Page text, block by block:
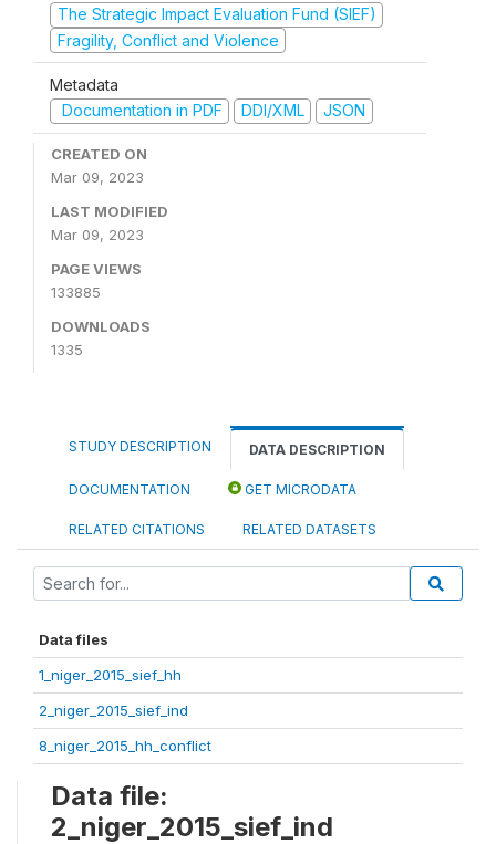
The Strategic Impact Evaluation Fund (SIEF)
Fragility, Conflict and Violence
Metadata
Documentation in PDF
DDI/XML JSON
CREATED ON
Mar 09, 2023
LAST MODIFIED
Mar 09, 2023
PAGE VIEWS
133885
DOWNLOADS
1335
STUDY DESCRIPTION DATA DESCRIPTION
DOCUMENTATION GET MICRODATA
RELATED CITATIONS RELATED DATASETS
Data files
1_niger_2015_sief_hh
2_niger_2015_sief_ind
8_niger_2015_hh_conflict
Data file:
2_niger_2015_sief_ind